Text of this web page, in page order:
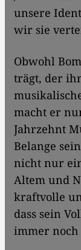
unsere
wir sie
Obwohl
trägt, der
macht er
Jahrzehnt
Belange
nicht nur
Altem und
kraftvolle
dass sein
immer noch